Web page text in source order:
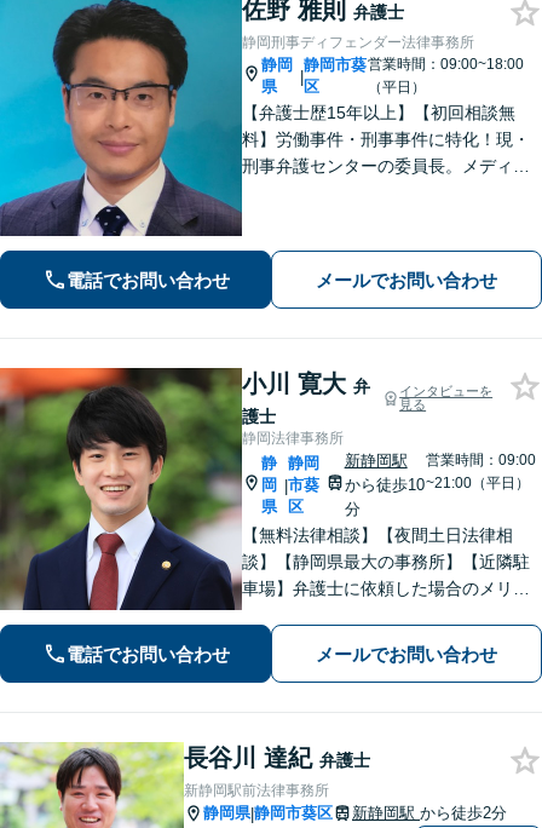
佐野 雅則 弁護士
静岡刑事ディフェンダー法律事務所
静岡
県
|
静岡市葵
区
営業時間：09:00~18:00
（平日）
【弁護士歴15年以上】【初回相談無
料】労働事件・刑事事件に特化！現・
刑事弁護センターの委員長。メディア
す。地域密着型の法律事務所
電話でお問い合わせ メールでお問い合わせ
小川 寛大 弁
護士
インタビューを
見る
静岡法律事務所
静
岡
県
|
静岡
市葵
区
新静岡駅
から徒歩10
分
営業時間：09:00
~21:00（平日）
【無料法律相談】【夜間土日法律相
談】【静岡県最大の事務所】【近隣駐
車場】弁護士に依頼した場合のメリッ
電話でお問い合わせ メールでお問い合わせ
長谷川 達紀 弁護士
新静岡駅前法律事務所
静岡県|静岡市葵区 新静岡駅 から徒歩2分